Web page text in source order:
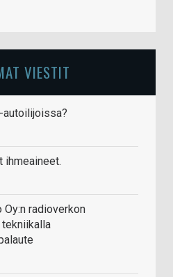
VIESTIT
autoilijoissa?
ihmeaineet.
radioverkon